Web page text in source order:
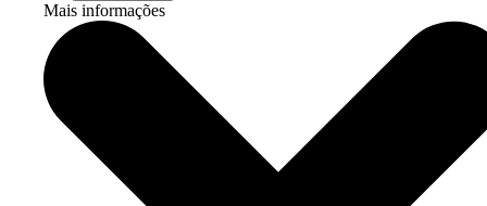
Mais informações